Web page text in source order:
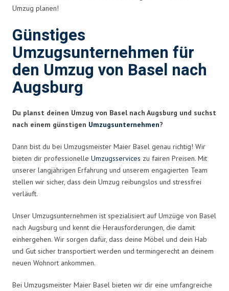
Umzug planen!
Günstiges
Umzugsunternehmen für
den Umzug von Basel nach
Augsburg
Du planst deinen Umzug von Basel nach Augsburg und suchst
nach einem günstigen Umzugsunternehmen?
Dann bist du bei Umzugsmeister Maier Basel genau richtig! Wir
bieten dir professionelle Umzugsservices zu fairen Preisen. Mit
unserer langjährigen Erfahrung und unserem engagierten Team
stellen wir sicher, dass dein Umzug reibungslos und stressfrei
verläuft.
Unser Umzugsunternehmen ist spezialisiert auf Umzüge von Basel
nach Augsburg und kennt die Herausforderungen, die damit
einhergehen. Wir sorgen dafür, dass deine Möbel und dein Hab
und Gut sicher transportiert werden und termingerecht an deinem
neuen Wohnort ankommen.
Bei Umzugsmeister Maier Basel bieten wir dir eine umfangreiche